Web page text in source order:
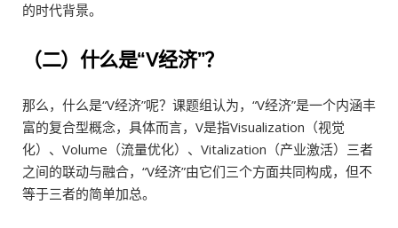
的时代背景。
（二）什么是“V经济”？
那么，什么是“V经济”呢？课题组认为，“V经济”是一个内涵丰
富的复合型概念，具体而言，V是指Visualization（视觉
化）、Volume（流量优化）、Vitalization（产业激活）三者
之间的联动与融合，“V经济”由它们三个方面共同构成，但不
等于三者的简单加总。